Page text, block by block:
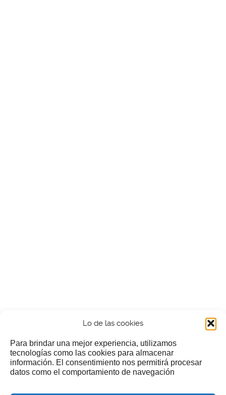
Lo de las cookies
Para brindar una mejor experiencia, utilizamos
tecnologías como las cookies para almacenar
información. El consentimiento nos permitirá procesar
datos como el comportamiento de navegación
¿Nos invitas a un cafecillo?